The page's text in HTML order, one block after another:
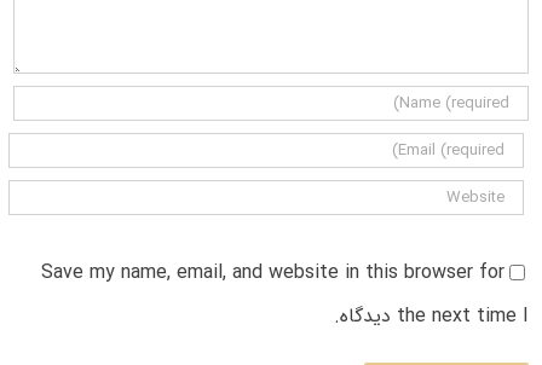
Save my name, email, and website in this browser for
the next time I دیدگاه.